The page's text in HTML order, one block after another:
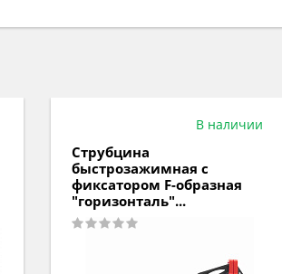
В наличии
Струбцина
быстрозажимная с
фиксатором F-образная
"горизонталь"...